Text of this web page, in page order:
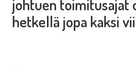
johtuen toimitusajat
hetkellä jopa kaksi